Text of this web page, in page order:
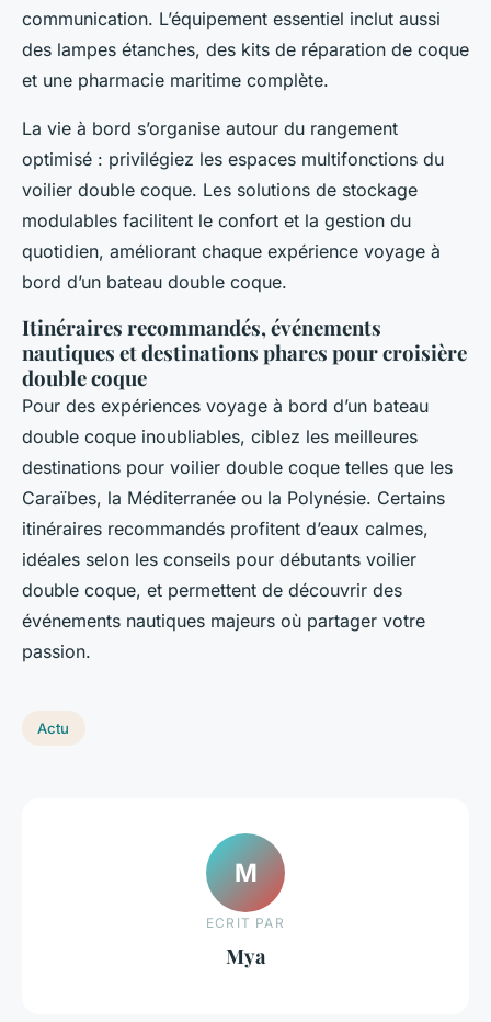
communication. L’équipement essentiel inclut aussi
des lampes étanches, des kits de réparation de coque
et une pharmacie maritime complète.
La vie à bord s’organise autour du rangement
optimisé : privilégiez les espaces multifonctions du
voilier double coque. Les solutions de stockage
modulables facilitent le confort et la gestion du
quotidien, améliorant chaque expérience voyage à
bord d’un bateau double coque.
Itinéraires recommandés, événements
nautiques et destinations phares pour croisière
double coque
Pour des expériences voyage à bord d’un bateau
double coque inoubliables, ciblez les meilleures
destinations pour voilier double coque telles que les
Caraïbes, la Méditerranée ou la Polynésie. Certains
itinéraires recommandés profitent d’eaux calmes,
idéales selon les conseils pour débutants voilier
double coque, et permettent de découvrir des
événements nautiques majeurs où partager votre
passion.
Actu
M
ECRIT PAR
Mya